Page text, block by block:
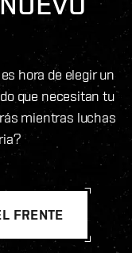
hora de elegir un
que necesitan tu
mientras luchas
FRENTE